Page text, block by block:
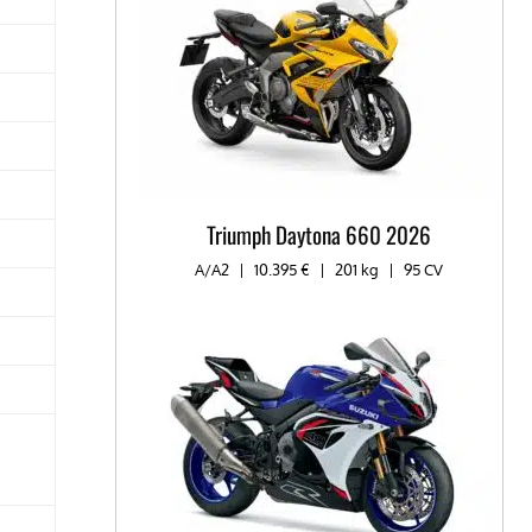
Triumph Daytona 660 2026
A/A2 | 10.395 € | 201 kg | 95 CV